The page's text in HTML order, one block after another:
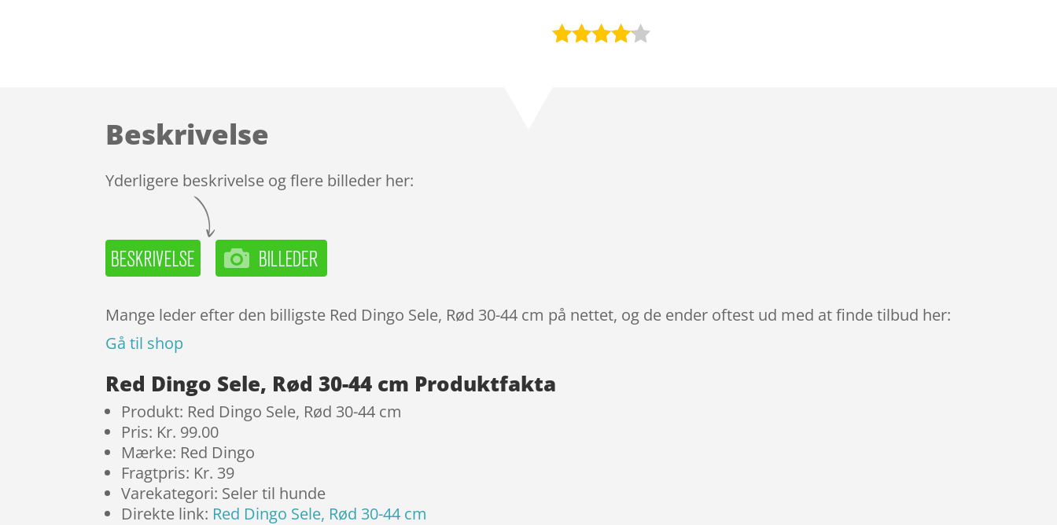
Beskrivelse
Yderligere beskrivelse og flere billeder her:
Mange leder efter den billigste Red Dingo Sele, Rød 30-44 cm på nettet, og de ender oftest ud med at finde tilbud her:
Gå til shop
Red Dingo Sele, Rød 30-44 cm Produktfakta
Produkt: Red Dingo Sele, Rød 30-44 cm
Pris: Kr. 99.00
Mærke: Red Dingo
Fragtpris: Kr. 39
Varekategori: Seler til hunde
Direkte link: Red Dingo Sele, Rød 30-44 cm